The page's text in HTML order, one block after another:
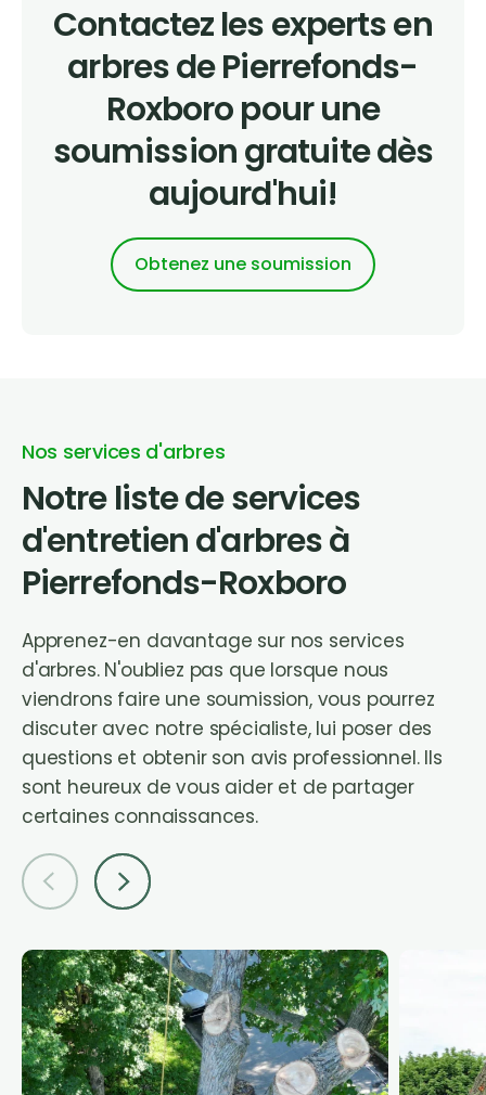
Contactez les experts en
arbres de Pierrefonds-
Roxboro pour une
soumission gratuite dès
aujourd'hui!
Obtenez une soumission
Nos services d'arbres
Notre liste de services
d'entretien d'arbres à
Pierrefonds-Roxboro
Apprenez-en davantage sur nos services
d'arbres. N'oubliez pas que lorsque nous
viendrons faire une soumission, vous pourrez
discuter avec notre spécialiste, lui poser des
questions et obtenir son avis professionnel. Ils
sont heureux de vous aider et de partager
certaines connaissances.